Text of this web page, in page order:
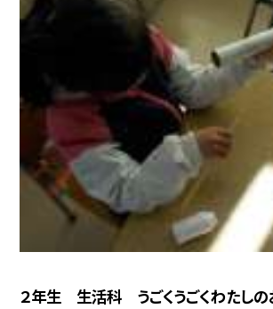
２年生 生活科 うごくうごくわたし